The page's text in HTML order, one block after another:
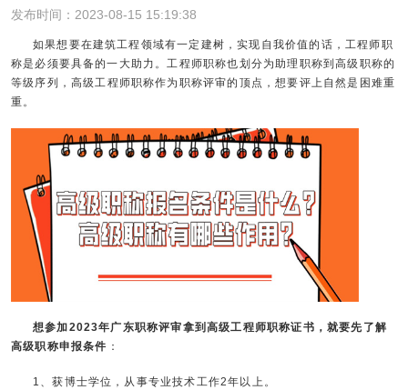
发布时间：2023-08-15 15:19:38
如果想要在建筑工程领域有一定建树，实现自我价值的话，工程师职
称是必须要具备的一大助力。工程师职称也划分为助理职称到高级职称的
等级序列， 高级工程师职称作为职称评审的顶点，想要评上自然是困难重
重。
想参加2023年广东职称评审拿到高级工程师职称证书，就要先了解
高级职称申报条件 ：
1、获博士学位，从事专业技术工作2年以上。